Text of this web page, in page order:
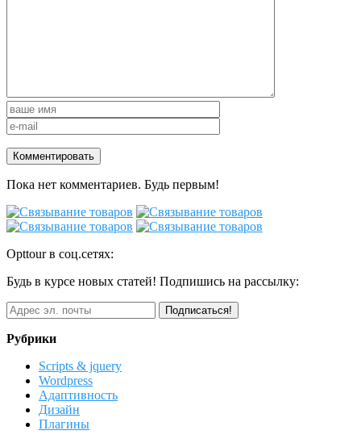
Пока нет комментариев. Будь первым!
Opttour в соц.сетях:
Будь в курсе новых статей! Подпишись на рассылку:
Рубрики
Scripts & jquery
Wordpress
Адаптивность
Дизайн
Плагины